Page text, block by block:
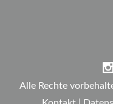
Alle Rechte